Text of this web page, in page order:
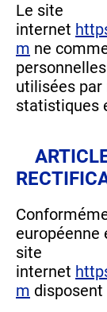
Le site
internet
m ne
utilisées par
statistiques
européenne
site
internet
m